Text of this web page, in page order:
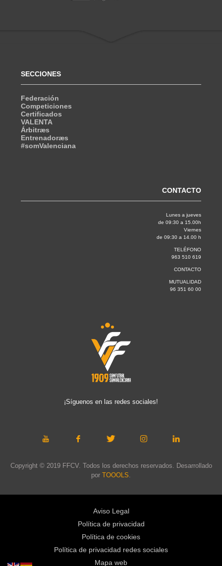
SECCIONES
Federación
Competiciones
Certificados
VALENTA
Árbitræs
Entrenadoræs
#somValenciana
CONTACTO
Lunes a jueves
de 09:30 a 15.00h
Viernes
de 09:30 a 14.00 h
TELÉFONO
963 510 619
CONTACTO
MUTUALIDAD
96 351 60 00
¡Síguenos en las redes sociales!
Copyright © 2019 FFCV. Todos los derechos reservados. Desarrollado
por TOOOLS
Aviso Legal
Política de privacidad
Política de cookies
Política de privacidad redes sociales
Mapa web